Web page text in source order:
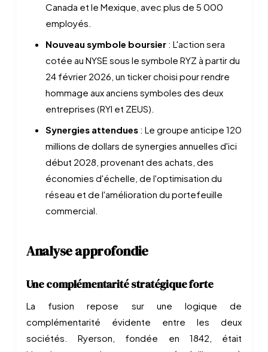
Canada et le Mexique, avec plus de 5 000
employés.
Nouveau symbole boursier : L'action sera
cotée au NYSE sous le symbole RYZ à partir du
24 février 2026, un ticker choisi pour rendre
hommage aux anciens symboles des deux
entreprises (RYI et ZEUS).
Synergies attendues : Le groupe anticipe 120
millions de dollars de synergies annuelles d'ici
début 2028, provenant des achats, des
économies d'échelle, de l'optimisation du
réseau et de l'amélioration du portefeuille
commercial.
Analyse approfondie
Une complémentarité stratégique forte
La fusion repose sur une logique de
complémentarité évidente entre les deux
sociétés. Ryerson, fondée en 1842, était